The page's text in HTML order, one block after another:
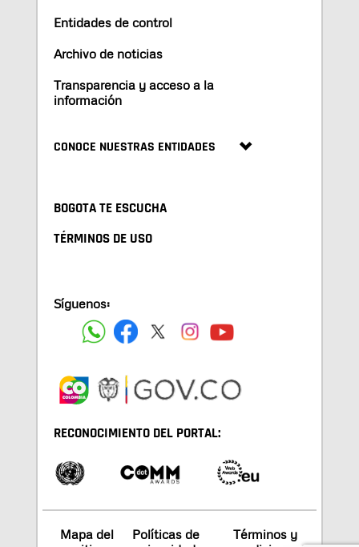
Entidades de control
Archivo de noticias
Transparencia y acceso a la
información
CONOCE NUESTRAS ENTIDADES
BOGOTA TE ESCUCHA
TÉRMINOS DE USO
Síguenos:
RECONOCIMIENTO DEL PORTAL:
Mapa del
Políticas de
Términos y